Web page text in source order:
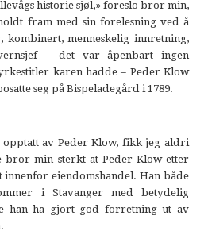
historie sjøl,» foreslo bror min,
fram med sin forelesning ved å
kombinert, menneskelig innretning,
– det var åpenbart ingen
karen hadde – Peder Klow
seg på Bispeladegård i 1789.
av Peder Klow, fikk jeg aldri
bror min sterkt at Peder Klow etter
innenfor eiendomshandel. Han både
i Stavanger med betydelig
han ha gjort god forretning ut av